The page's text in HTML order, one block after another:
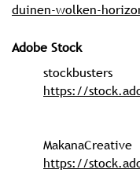
duinen-wolken-
Adobe Stock
stockbusters
https://
MakanaCreative
https://